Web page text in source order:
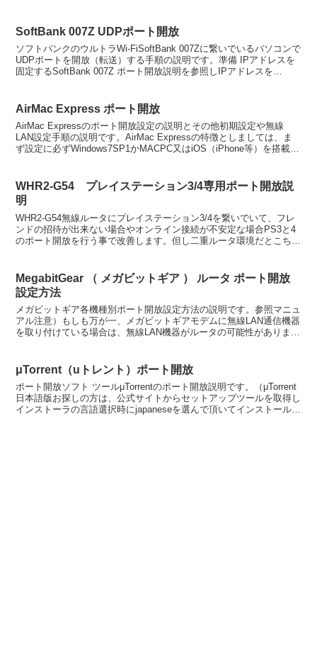
SoftBank 007Z UDPポート開放
ソフトバンクのウルトラWi-FiSoftBank 007Zに繋いでいるパソコンで
UDPポートを開放（転送）する手順の説明です。準備 IPアドレスを
固定するSoftBank 007Z ポート開放説明を参照しIPアドレスを
AirMac Express ポート開放
AirMac Expressのポート開放設定の説明とその他初期設定や無線
LAN設定手順の説明です。AirMac Expressの特徴としましては、ま
ず設定に必ずWindows7SP1かMACPC又はiOS（iPhone等）を搭載す
WHR2-G54 プレイステーション3/4専用ポート開放説
明
WHR2-G54無線ルータにプレイステーション3/4を繋いでいて、フレ
ンドの招待が出来ない場合やオンライン接続が不安定な場合PS3と4
のポート開放を行う事で改善します。但し二重ルータ環境だとこちら
MegabitGear （ メガビットギア ） ルータ ポート開放
設定方法
メガビットギア各機種別ポート開放設定方法の説明です。参照マニュ
アル注意）もしも万が一、メガビットギアモデムに無線LAN通信機器
を取り付けている場合は、無線LAN機器がルータの可能性がありま
μTorrent（uトレント）ポート開放
ポート開放ソフト ツールμTorrentのポート開放説明です。（μTorrent
日本語版お探しの方は、公式サイトからセットアップツールを取得し
インストーラの言語選択時にjapaneseを選んで頂いてインストールす